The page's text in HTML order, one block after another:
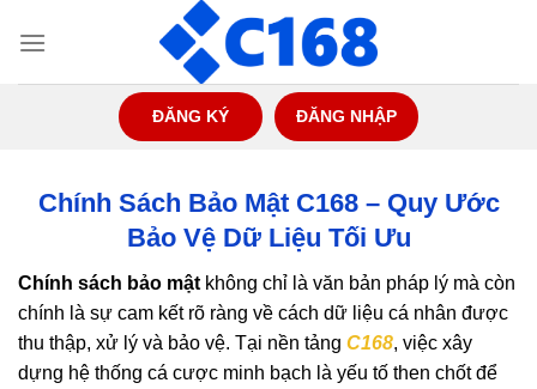
qua
ĐĂNG KÝ ĐĂNG NHẬP
Chính Sách Bảo Mật C168 – Quy Ước
Bảo Vệ Dữ Liệu Tối Ưu
Chính sách bảo mật không chỉ là văn bản pháp lý mà còn
chính là sự cam kết rõ ràng về cách dữ liệu cá nhân được
thu thập, xử lý và bảo vệ. Tại nền tảng C168, việc xây
dựng hệ thống cá cược minh bạch là yếu tố then chốt để